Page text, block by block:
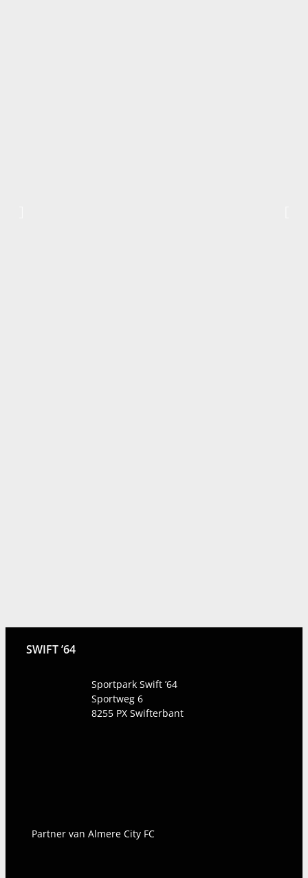
SWIFT ’64
Sportpark Swift ’64
Sportweg 6
8255 PX Swifterbant
Partner van Almere City FC